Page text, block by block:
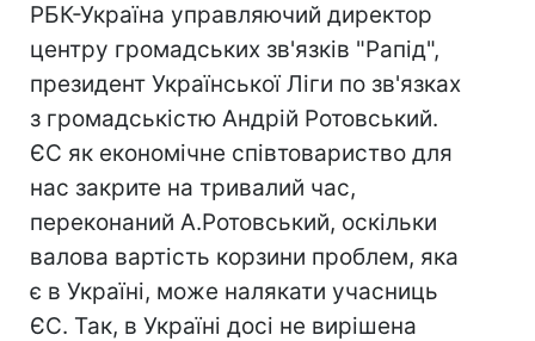
РБК-Україна управляючий директор
центру громадських зв'язків "Рапід",
президент Української Ліги по зв'язках
з громадськістю Андрій Ротовський.
ЄС як економічне співтовариство для
нас закрите на тривалий час,
переконаний А.Ротовський, оскільки
валова вартість корзини проблем, яка
є в Україні, може налякати учасниць
ЄС. Так, в Україні досі не вирішена